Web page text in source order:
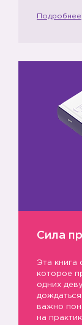
Подробнее
Сила
Эта книга
которое
одних
важно
на